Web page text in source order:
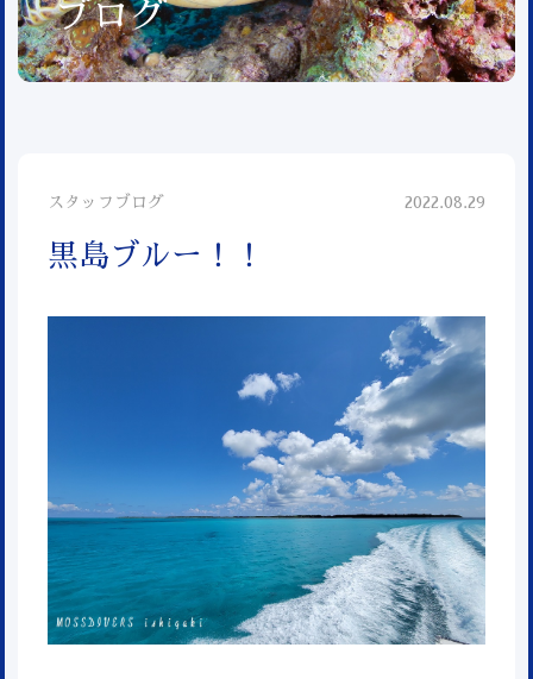
ブログ
スタッフブログ 2022.08.29
黒島ブルー！！